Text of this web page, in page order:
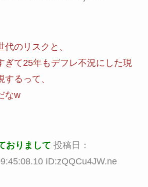
のリスクと、
ぎて25年もデフレ不況にした現
るって、
なw
おりまして 投稿日：
ID:zQQCu4JW.ne